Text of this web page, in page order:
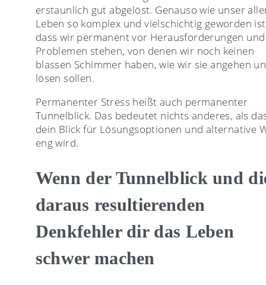
erstaunlich gut abgelöst. Genauso wie unser
Leben so komplex und vielschichtig geworden
dass wir permanent vor Herausforderungen und
Problemen stehen, von denen wir noch keinen
blassen Schimmer haben, wie wir sie angehen
lösen sollen.
Permanenter Stress heißt auch permanenter
Tunnelblick. Das bedeutet nichts anderes, als
dein Blick für Lösungsoptionen und alternative
eng wird.
Wenn der Tunnelblick und
daraus resultierenden
Denkfehler dir das Leben
schwer machen